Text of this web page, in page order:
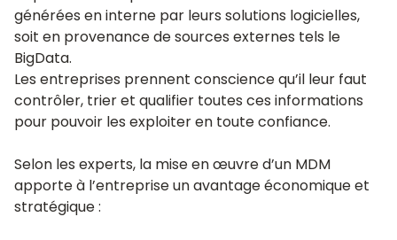
générées en interne par leurs solutions logicielles,
soit en provenance de sources externes tels le
BigData.
Les entreprises prennent conscience qu’il leur faut
contrôler, trier et qualifier toutes ces informations
pour pouvoir les exploiter en toute confiance.
Selon les experts, la mise en œuvre d’un MDM
apporte à l’entreprise un avantage économique et
stratégique :